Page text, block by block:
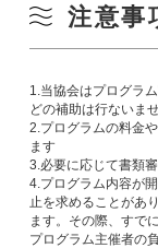
注意事
1.当協会はプログラ
どの補助は行ないま
2.プログラムの料金
ます
3.必要に応じて書類
4.プログラム内容が
止を求めることがあり
ます。その際、すで
プログラム主催者の